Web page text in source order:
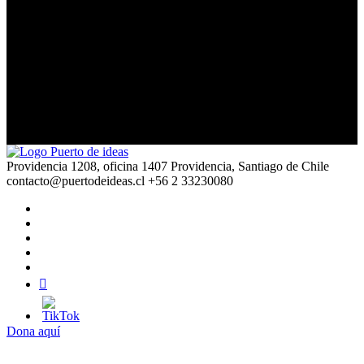
Providencia 1208, oficina 1407 Providencia, Santiago de Chile
contacto@puertodeideas.cl +56 2 33230080
Dona aquí